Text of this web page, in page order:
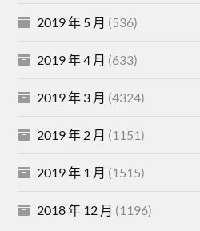
2019 年 5 月 (536)
2019 年 4 月 (633)
2019 年 3 月 (4324)
2019 年 2 月 (1151)
2019 年 1 月 (1515)
2018 年 12 月 (1196)